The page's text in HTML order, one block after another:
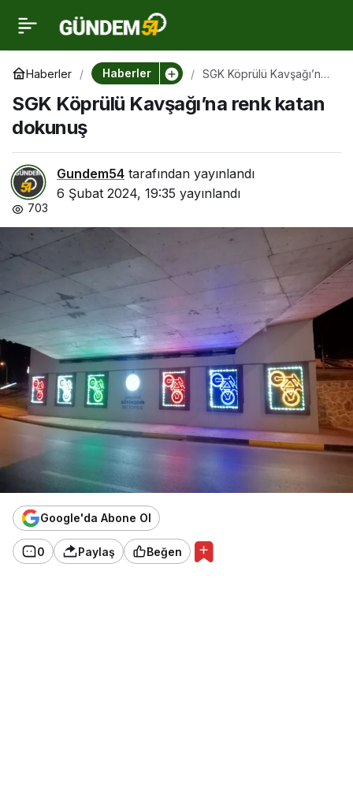
Haberler Haberler
SGK Köprülü Kavşağı’na
SGK Köprülü Kavşağı’na renk katan
dokunuş
Gundem54 tarafından yayınlandı
6 Şubat 2024, 19:35 yayınlandı
703
Google'da Abone Ol
0 Paylaş Beğen
SGK Köprülü Kavşağı’na
renk katan dokunuş